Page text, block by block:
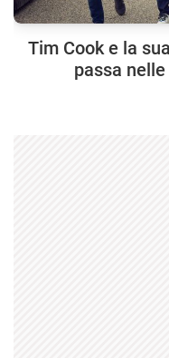
Tim Cook e la
passa